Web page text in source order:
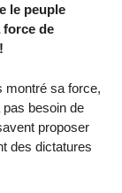
le peuple
force de
montré sa force,
pas besoin de
proposer
des dictatures